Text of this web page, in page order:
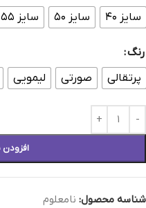
سایز ۴۰
سایز ۵۰ سایز ۵۵
رنگ
پرتقالی
صورتی لیمویی
شناسه محصول: نامعلوم